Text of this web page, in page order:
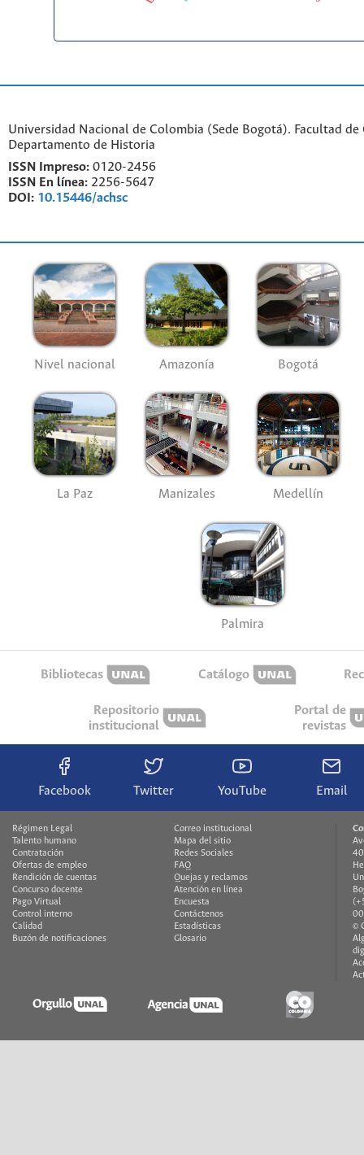
Universidad Nacional de Colombia (Sede Bogotá). Facultad de
Departamento de Historia
ISSN Impreso: 0120-2456
ISSN En línea: 2256-5647
DOI: 10.15446/achsc
Nivel nacional Amazonía Bogotá
La Paz Manizales Medellín
Palmira
Bibliotecas Catálogo
Repositorio
institucional
Portal de
revistas
Facebook Twitter YouTube Email
Régimen Legal
Talento humano
Contratación
Ofertas de empleo
Rendición de cuentas
Concurso docente
Pago Virtual
Control interno
Calidad
Buzón de notificaciones
Correo institucional
Mapa del sitio
Redes Sociales
FAQ
Quejas y reclamos
Atención en línea
Encuesta
Contáctenos
Estadísticas
Glosario
©